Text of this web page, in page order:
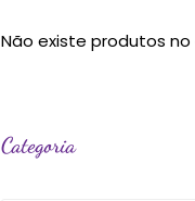
Não existe produtos no
Categoria